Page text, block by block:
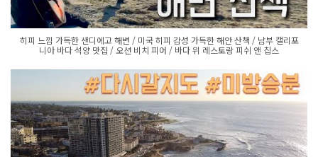
히피 느낌 가득한 샌디에고 해변 / 미국 히피 감성 가득한 해안 산책 / 남부 캘리포
니아 바다 석양 맛집 / 오션 비치 피어 / 바다 위 레스토랑 피쉬 앤 칩스